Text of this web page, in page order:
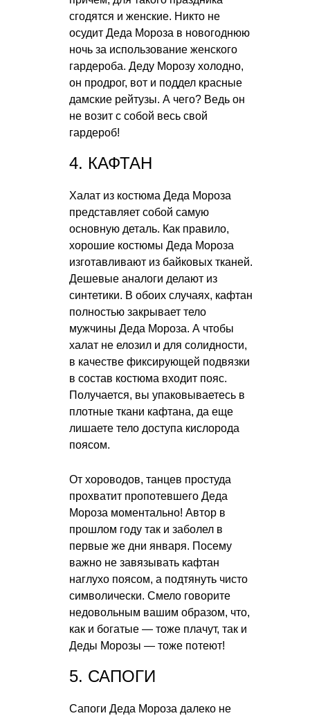
сгодятся и женские. Никто не
осудит Деда Мороза в новогоднюю
ночь за использование женского
гардероба. Деду Морозу холодно,
он продрог, вот и поддел красные
дамские рейтузы. А чего? Ведь он
не возит с собой весь свой
гардероб!
4. КАФТАН
Халат из костюма Деда Мороза
представляет собой самую
основную деталь. Как правило,
хорошие костюмы Деда Мороза
изготавливают из байковых тканей.
Дешевые аналоги делают из
синтетики. В обоих случаях, кафтан
полностью закрывает тело
мужчины Деда Мороза. А чтобы
халат не елозил и для солидности,
в качестве фиксирующей подвязки
в состав костюма входит пояс.
Получается, вы упаковываетесь в
плотные ткани кафтана, да еще
лишаете тело доступа кислорода
поясом.
От хороводов, танцев простуда
прохватит пропотевшего Деда
Мороза моментально! Автор в
прошлом году так и заболел в
первые же дни января. Посему
важно не завязывать кафтан
наглухо поясом, а подтянуть чисто
символически. Смело говорите
недовольным вашим образом, что,
как и богатые — тоже плачут, так и
Деды Морозы — тоже потеют!
5. САПОГИ
Сапоги Деда Мороза далеко не